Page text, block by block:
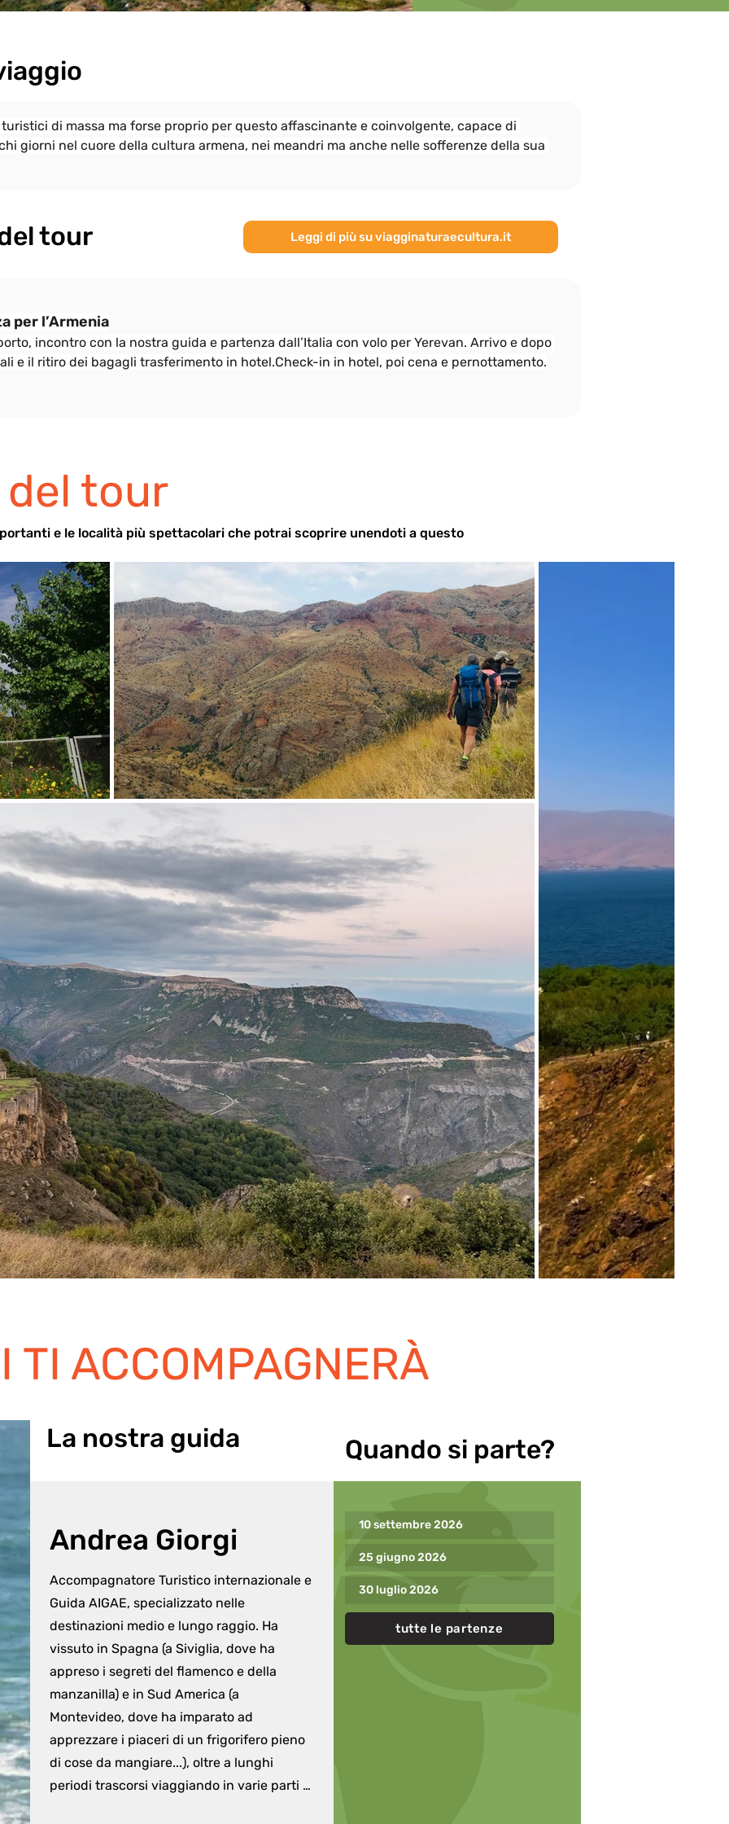
eccessivamente le attività.
di massa ma forse proprio per questo affascinante e coinvolgente, capace di
giorni nel cuore della cultura armena, nei meandri ma anche nelle sofferenze della sua
tour Leggi di più su viagginaturaecultura.it
per l’Armenia
incontro con la nostra guida e partenza dall’Italia con volo per Yerevan. Arrivo e dopo
e il ritiro dei bagagli trasferimento in hotel.Check-in in hotel, poi cena e pernottamento.
tour
e le località più spettacolari che potrai scoprire unendoti a questo
TI ACCOMPAGNERÀ
La nostra guida Quando si parte?
Andrea Giorgi
Accompagnatore Turistico internazionale e
Guida AIGAE, specializzato nelle
destinazioni medio e lungo raggio. Ha
vissuto in Spagna (a Siviglia, dove ha
appreso i segreti del flamenco e della
manzanilla) e in Sud America (a
Montevideo, dove ha imparato ad
apprezzare i piaceri di un frigorifero pieno
di cose da mangiare...), oltre a lunghi
periodi trascorsi viaggiando in varie parti
10 settembre 2026
25 giugno 2026
30 luglio 2026
tutte le partenze